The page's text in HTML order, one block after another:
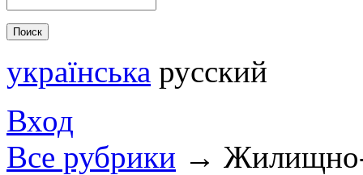
українська русский
Вход
Все рубрики → Жилищно-